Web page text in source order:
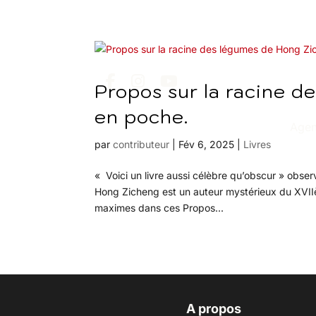
Propos sur la racine
en poche.
parcontributeur Fév 6, 2025 Livres
« Voici un livre aussi célèbre qu’obscur »
Hong Zicheng est un auteur mystérieux du
maximes dans ces Propos...
A propos